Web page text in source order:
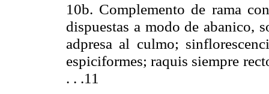
10b. Complemento de rama
dispuestas a modo de abanico,
adpresa al culmo;
espiciformes; raquis siempre
. . .11